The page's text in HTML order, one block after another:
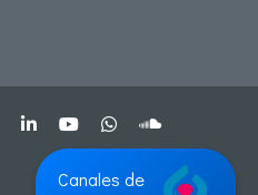
Canales de